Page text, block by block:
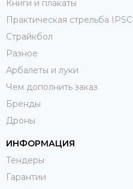
Книги и плакаты
Практическая стрельба IPSC
Страйкбол
Разное
Арбалеты и луки
Чем дополнить заказ
Бренды
Дроны
ИНФОРМАЦИЯ
Тендеры
Гарантии